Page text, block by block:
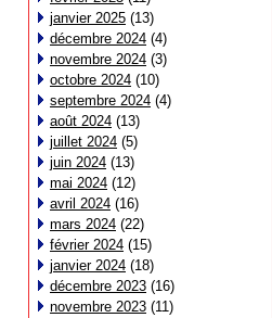
janvier 2025 (13)
décembre 2024 (4)
novembre 2024 (3)
octobre 2024 (10)
septembre 2024 (4)
août 2024 (13)
juillet 2024 (5)
juin 2024 (13)
mai 2024 (12)
avril 2024 (16)
mars 2024 (22)
février 2024 (15)
janvier 2024 (18)
décembre 2023 (16)
novembre 2023 (11)